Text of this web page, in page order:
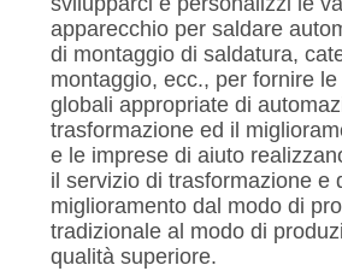
apparecchio per saldare
di montaggio di saldatura,
montaggio, ecc., per fornire
globali appropriate di
trasformazione ed il
e le imprese di aiuto
il servizio di trasformazione e
miglioramento dal modo di
tradizionale al modo di
qualità superiore.